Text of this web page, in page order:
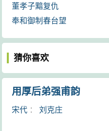
董孝子黯复仇
奉和御制春台望
猜你喜欢
用厚后弟强甫韵
宋代 ：刘克庄